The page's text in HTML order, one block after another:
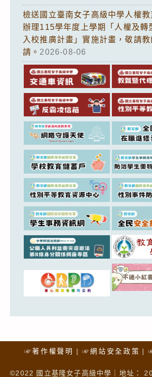
檢送國立臺南女子高級中學人權
辦理115學年度上學期「人權及轉
入校推廣計畫」實施計畫，敬請
請。 2026-08-06
☞著作權聲明 ☞網站安全政策
©2022 國立基隆女子高級中學｜地址：